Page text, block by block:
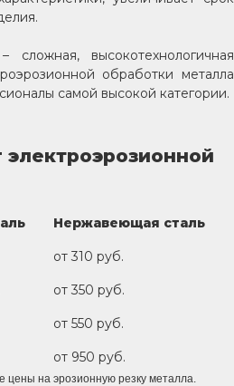
сложная, высокотехнологичная
обработки металла
самой высокой категории.
электроэрозионной
Нержавеющая сталь
от 310 руб.
от 350 руб.
от 550 руб.
от 950 руб.
цены на эрозионную резку металла.